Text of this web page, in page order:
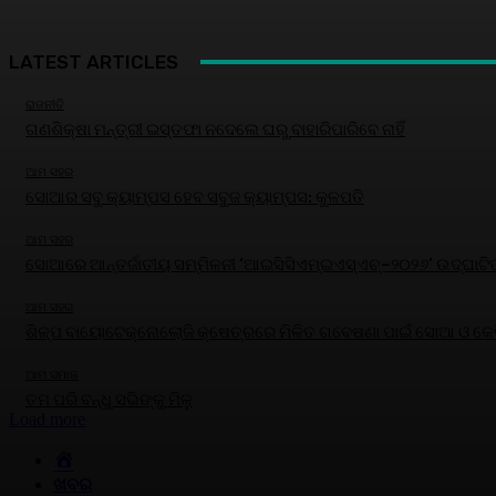
LATEST ARTICLES
ଗଣଶିକ୍ଷା ମନ୍ତ୍ରୀ ଇସ୍ତଫା ନଦେଲେ ଘରୁ ବାହାରିପାରିବେ ନାହିଁ